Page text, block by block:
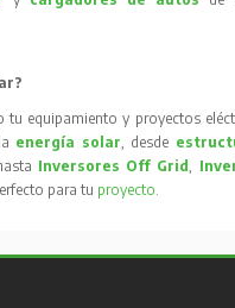
equipamiento y proyectos
energía solar, desde
Inversores Off Grid,
para tu proyecto.